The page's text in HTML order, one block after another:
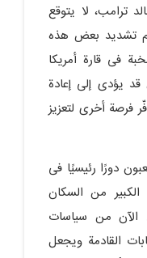
ترامب، لا یتوقع
تشدید بعض هذه
فی قارة أمریکا
قد یؤدی إلى إعادة
فرصة أخرى لتعزیز
دورًا رئیسیًا فی
الکبیر من السکان
الآن من سیاسات
القادمة ویجعل